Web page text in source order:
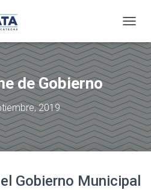
O
G
G
L
E
N
A
V
I
G
I
de Gobierno
2019
Gobierno Municipal